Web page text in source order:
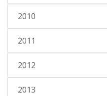
2010
2011
2012
2013